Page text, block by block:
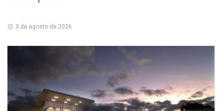
3 de agosto de 2026